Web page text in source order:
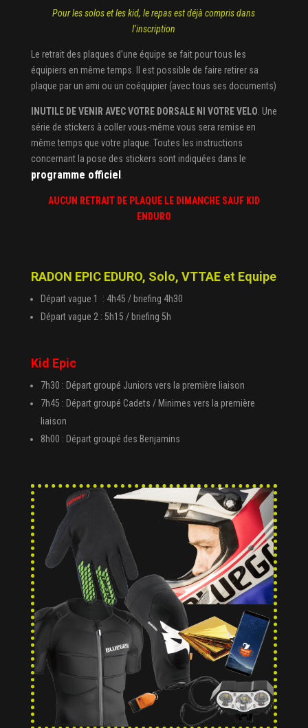
Pour les solos et les kid, le repas est déjà compris dans
l’inscription
Le retrait des plaques d’une équipe se fait pour tous les
équipiers en même temps. Il est possible de faire retirer sa
plaque par un ami ou un coéquipier (avec tous ses documents)
INUTILE DE VENIR AVEC VOTRE DORSALE NI VOTRE VELO . Une
série de stickers à coller vous-même vous sera remise en
même temps que votre plaque. Toutes les instructions
concernant la pose des stickers sont indiquées dans le
programme officiel
AUCUN RETRAIT DE PLAQUE LE DIMANCHE SAUF KID
ENDURO
RADON EPIC EDURO, Solo, VTTAE et Equipe
Départ vague 1 : 4h45 / briefing 4h30
Départ vague 2 : 5h15 / briefing 5h
Kid Epic
7h30 : Départ groupé Juniors vers la première liaison
7h45 : Départ groupé Cadets / Minimes vers la première
liaison
8h00 : Départ groupé des Benjamins